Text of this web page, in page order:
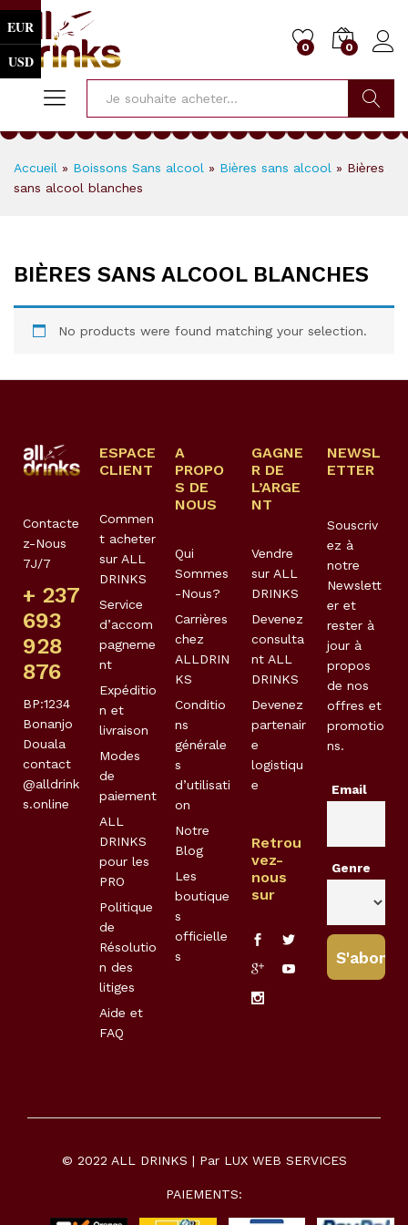
0 0
Chercher
Accueil » Boissons Sans alcool » Bières sans alcool » Bières
sans alcool blanches
BIÈRES SANS ALCOOL BLANCHES
No products were found matching your selection.
Contacte
z-Nous
7J/7
+ 237
693
928
876
BP:1234
Bonanjo
Douala
contact
@alldrink
s.online
ESPACE
CLIENT
Commen
t acheter
sur ALL
DRINKS
Service
d’accom
pagneme
nt
Expéditio
n et
livraison
Modes
de
paiement
ALL
DRINKS
pour les
PRO
Politique
de
Résolutio
n des
litiges
Aide et
FAQ
A
PROPO
S DE
NOUS
Qui
Sommes
-Nous?
Carrières
chez
ALLDRIN
KS
Conditio
ns
générale
s
d’utilisati
on
Notre
Blog
Les
boutique
s
officielle
s
GAGNE
R DE
L’ARGE
NT
Vendre
sur ALL
DRINKS
Devenez
consulta
nt ALL
DRINKS
Devenez
partenair
e
logistiqu
e
Retrou
vez-
nous
sur
NEWSL
ETTER
Souscriv
ez à
notre
Newslett
er et
rester à
jour à
propos
de nos
offres et
promotio
ns.
Email
Genre
© 2022 ALL DRINKS | Par LUX WEB SERVICES
PAIEMENTS:
EUR
USD